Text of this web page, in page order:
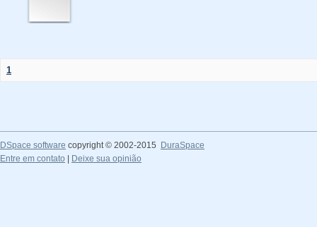
1
DSpace software copyright © 2002-2015
DuraSpace
Entre em contato
Deixe sua opinião